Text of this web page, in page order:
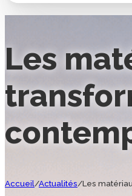
Les
Accueil/Actualités/Les